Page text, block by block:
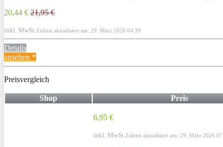
20,44 € 21,95 €
inkl. MwSt. Zuletzt aktualisiert am: 29. März 2026 04:39
Details
ansehen *
Preisvergleich
Shop Preis
6,95 €
inkl. MwSt. Zuletzt aktualisiert am: 29. März 2026